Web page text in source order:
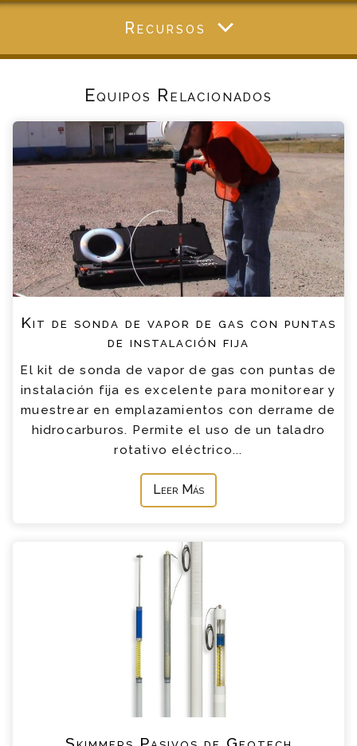
Recursos
Equipos Relacionados
Kit de sonda de vapor de gas con puntas
de instalación fija
El kit de sonda de vapor de gas con puntas de
instalación fija es excelente para monitorear y
muestrear en emplazamientos con derrame de
hidrocarburos. Permite el uso de un taladro
rotativo eléctrico...
Leer Más